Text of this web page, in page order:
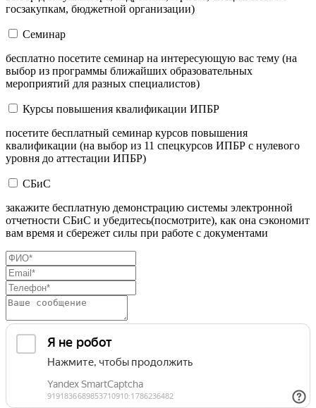
госзакупкам, бюджетной организации)
Семинар
бесплатно посетите семинар на интересующую вас тему (на
выбор из программы ближайших образовательных
мероприятий для разных специалистов)
Курсы повышения квалификации ИПБР
посетите бесплатный семинар курсов повышения
квалификации (на выбор из 11 спецкурсов ИПБР с нулевого
уровня до аттестации ИПБР)
СБиС
закажите бесплатную демонстрацию системы электронной
отчетности СБиС и убедитесь(посмотрите), как она сэкономит
вам время и сбережет силы при работе с документами